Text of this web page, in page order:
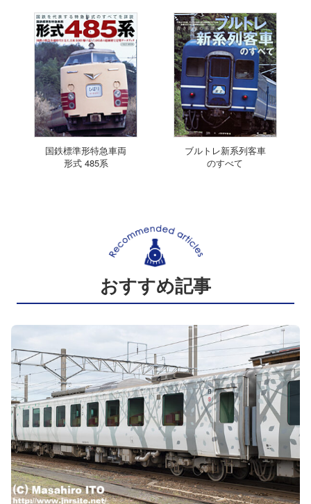
国鉄標準形特急車両
形式 485系
ブルトレ新系列客車
のすべて
おすすめ記事